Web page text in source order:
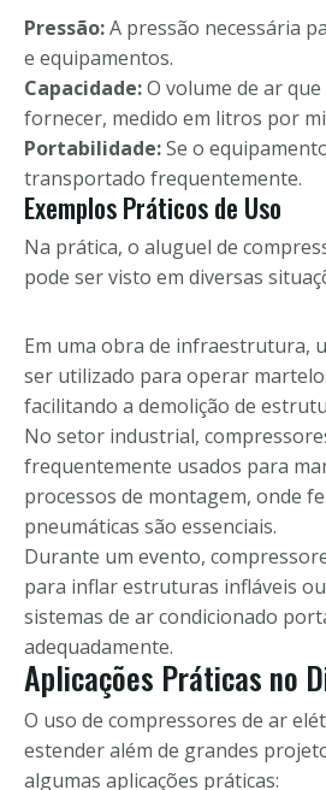
Pressão:A pressão necessária
e equipamentos.
Capacidade:O volume de ar
fornecer, medido em litros por
Portabilidade:Se o
transportado frequentemente.
Exemplos Práticos de Uso
Na prática, o aluguel de
pode ser visto em diversas
Em uma obra de infraestrutura,
ser utilizado para operar
facilitando a demolição de
No setor industrial,
frequentemente usados para
processos de montagem, onde
pneumáticas são essenciais.
Durante um evento,
para inflar estruturas infláveis
sistemas de ar condicionado
adequadamente.
Aplicações Práticas no
O uso de compressores de ar
estender além de grandes
algumas aplicações práticas: